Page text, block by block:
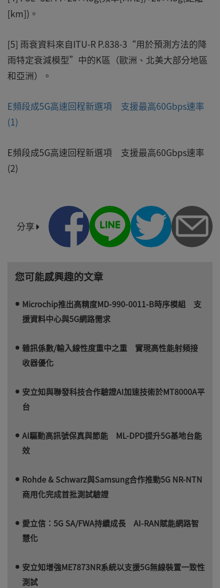
[km])。
[5] 雨衰資料來自ITU-R P.838-3“用於預測方法的降
雨特定衰減模型”中的K區（歐洲、北美大部分地區
和亞洲）。
E頻段成5G高速回程新選項 支援最高60Gbps速率
(1)
E頻段成5G高速回程新選項 支援最高60Gbps速率
(2)
分享
您可能感興趣的文章
Microchip推出高精度MD-990-0011-B時序模組 支
援資料中心與5G網路需求
雜訊係數/輸入線性度重中之重 實現高性能射頻接
收器優化
安立知與聯發科技合作驗證AI加速技術於MT8000A平
台
AI驅動高訊號保真與節能 ML-DPD提升5G基地台能
效
Rohde & Schwarz與Samsung合作推動5G NR-NTN
商用化完成首批測試驗證
愛立信：5G SA/FWA持續成長 AI-RAN賦能網路智
慧化
安立知增強ME7873NR系統以支援5G無線裝置一致性
測試